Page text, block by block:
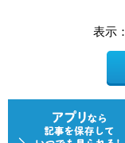
表示：